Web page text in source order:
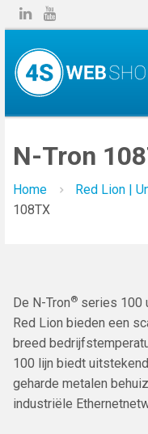
 
N-Tron
Home Red Lion |
108TX
De N-Tron® series 100
Red Lion bieden een
breed
100 lijn biedt
geharde metalen
industriële